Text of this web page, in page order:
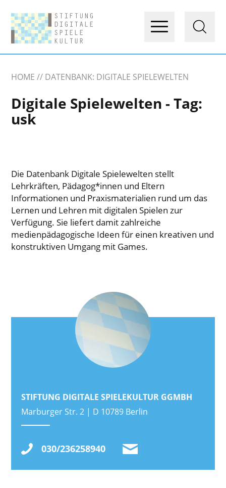
HOME DATENBANK: DIGITALE SPIELEWELTEN
Digitale Spielewelten - Tag:
usk
Die Datenbank Digitale Spielewelten stellt
Lehrkräften, Pädagog*innen und Eltern
Informationen und Praxismaterialien rund um das
Lernen und Lehren mit digitalen Spielen zur
Verfügung. Sie liefert damit zahlreiche
medienpädagogische Ideen für einen kreativen und
konstruktiven Umgang mit Games.
STIFTUNG DIGITALE SPIELEKULTUR GGMBH
Marburger Str. 2 | D 10789 Berlin
030/236258940